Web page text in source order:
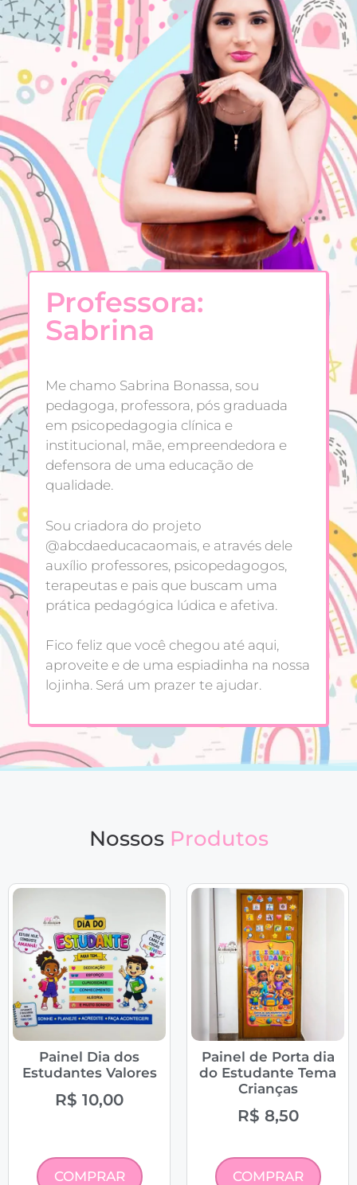
Professora:
Sabrina
Me chamo Sabrina Bonassa, sou
pedagoga, professora, pós graduada
em psicopedagogia clínica e
institucional, mãe, empreendedora e
defensora de uma educação de
qualidade.
Sou criadora do projeto
@abcdaeducacaomais, e através dele
auxílio professores, psicopedagogos,
terapeutas e pais que buscam uma
prática pedagógica lúdica e afetiva.
Fico feliz que você chegou até aqui,
aproveite e de uma espiadinha na nossa
lojinha. Será um prazer te ajudar.
Nossos Produtos
Painel Dia dos
Estudantes Valores
R$ 10,00
COMPRAR
Painel de Porta dia
do Estudante Tema
Crianças
R$ 8,50
COMPRAR